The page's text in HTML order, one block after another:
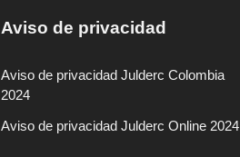
Aviso de privacidad
Aviso de privacidad Julderc Colombia
2024
Aviso de privacidad Julderc Online 2024